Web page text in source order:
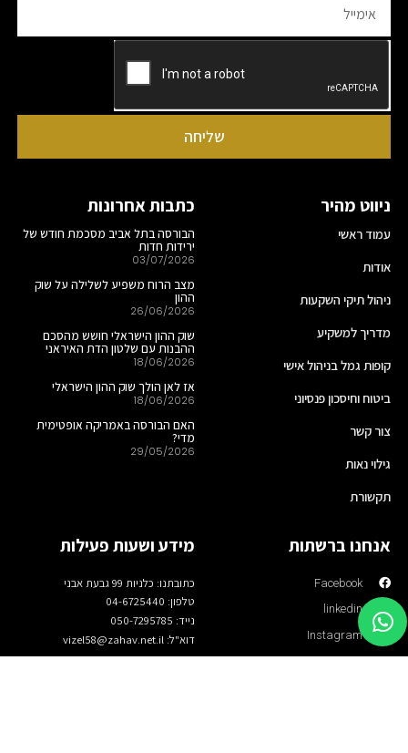
שליחה
ניווט מהיר
עמוד ראשי
אודות
ניהול תיקי השקעות
מדריך למשקיע
קופות גמל בניהול אישי
ביטוח וחיסכון פנסיוני
צור קשר
גילוי נאות
תקשורת
כתבות אחרונות
הבורסה בתל אביב מסכמת חודש של
ירידות חדות
03/07/2026
מצב הרוח משפיע לשלילה על שוק
ההון
26/06/2026
שוק ההון הישראלי חושש מהסכם
ההבנות עם שלטון הדת האיראני
18/06/2026
אז לאן הולך שוק ההון הישראלי
18/06/2026
האם הבורסה באמריקה אופטימית
מדי?
29/05/2026
אנחנו ברשתות
Facebook
linkedin
Instagram
מידע ושעות פעילות
כתובתנו: כלניות 99 גבעת אבני
טלפון: 04-6725440
נייד: 050-7295785
דוא"ל: vizel58@zahav.net.il